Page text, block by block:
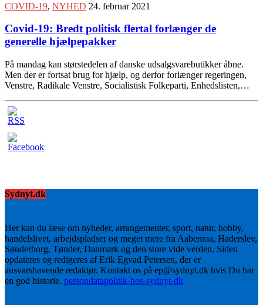
COVID-19, NYHED 24. februar 2021
Covid-19: Bredt politisk flertal forlænger de
generelle hjælpepakker
På mandag kan størstedelen af danske udsalgsvarebutikker åbne.
Men der er fortsat brug for hjælp, og derfor forlænger regeringen,
Venstre, Radikale Venstre, Socialistisk Folkeparti, Enhedslisten,…
Sydnyt.dk
Her kan du læse om nyheder, arrangementer, sport, natur, hobby,
handelslivet, arbejdspladser og meget mere fra Aabenraa, Haderslev,
Sønderborg, Tønder, Danmark og den store vide verden. Siden
opdateres og redigeres af Erik Egvad Petersen, der er
ansvarshavende redaktør. Kontakt os på ep@sydnyt.dk hvis Du har
en god historie. persondatapolitik-hos-sydnyt-dk